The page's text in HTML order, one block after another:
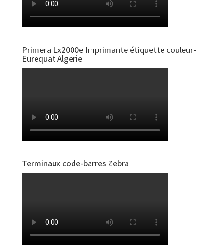
Primera Lx2000e Imprimante étiquette couleur-
Eurequat Algerie
Terminaux code-barres Zebra